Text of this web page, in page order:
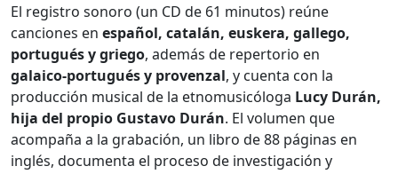
El registro sonoro (un CD de 61 minutos) reúne
canciones en español, catalán, euskera, gallego,
portugués y griego, además de repertorio en
galaico‑portugués y provenzal, y cuenta con la
producción musical de la etnomusicóloga Lucy Durán,
hija del propio Gustavo Durán. El volumen que
acompaña a la grabación, un libro de 88 páginas en
inglés, documenta el proceso de investigación y